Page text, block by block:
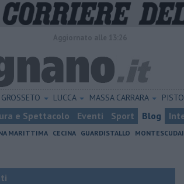
GROSSETO LUCCA MASSA CARRARA
e Spettacolo Eventi Sport Blog
MARITTIMA CECINA GUARDISTALLO